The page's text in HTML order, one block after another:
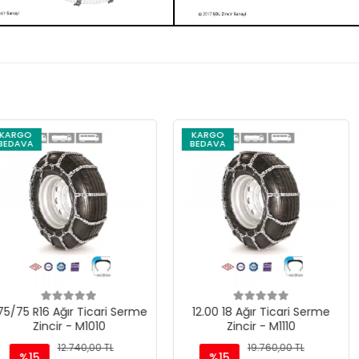
Serme
TL
12.00 18 Ağır Ticari Serme
19.760,00 TL
330/80
Serme